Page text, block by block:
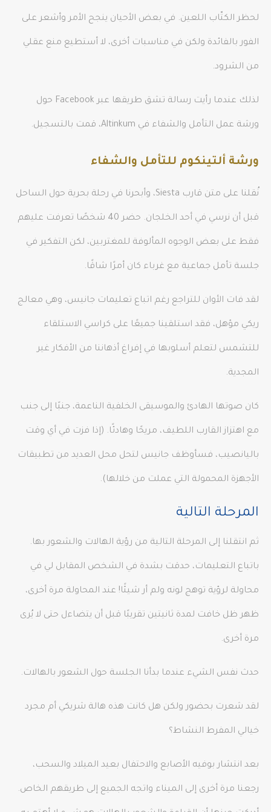
لحظر الكتّاب اللعين. في بعض الأحيان ينجح الأمر وأشعر على
الفور بالفائدة ولكن في مناسبات أخرى، لا أستطيع منع عقلي
من الشرود.
لذلك عندما رأيت رسالة تشق طريقها عبر Facebook حول
ورشة عمل التأمل والشفاء في Altinkum، قمت بالتسجيل.
ورشة ألتينكوم للتأمل والشفاء
نُقلنا على متن قارب Siesta، وأبحرنا في رحلة بحرية حول الساحل
قبل أن نرسي في أحد الخلجان. حضر 40 شخصًا تعرفت عليهم
فقط على بعض الوجوه المألوفة للمغتربين، لكن التفكير في
جلسة تأمل جماعية مع غرباء كان أمرًا شاقًا.
لقد فات الأوان للتراجع رغم اتباع تعليمات جانيس، وهي معالج
ريكي مؤهل، فقد استلقينا جميعًا على كراسي الاستلقاء
للتشمس لتعلم أسلوبها في إفراغ أذهاننا من الأفكار غير
المجدية.
كان صوتها الهادئ والموسيقى الخلفية الناعمة، جنبًا إلى جنب
مع اهتزاز القارب اللطيف، مريحًا وهادئًا. (إذا فزت في أي وقت
باليانصيب، فسأوظف جانيس لتحل محل العديد من تطبيقات
الأجهزة المحمولة التي عملت من خلالها).
المرحلة التالية
ثم انتقلنا إلى المرحلة التالية من رؤية الهالات والشعور بها.
باتباع التعليمات، حدقت بشدة في الشخص المقابل لي في
محاولة لرؤية توهج لونه ولم أر شيئًا! عند المحاولة مرة أخرى،
ظهر ظل خافت لمدة ثانيتين تقريبًا قبل أن يتضاءل حتى لا يُرى
مرة أخرى.
حدث نفس الشيء عندما بدأنا الجلسة حول الشعور بالهالات.
لقد شعرت بحضور ولكن هل كانت هذه هالة شريكي أم مجرد
خيالي المفرط النشاط؟
بعد انتشار بوفيه الأصابع والاحتفال بعيد الميلاد والسحب،
رجعنا مرة أخرى إلى الميناء واتجه الجميع إلى طريقهم الخاص.